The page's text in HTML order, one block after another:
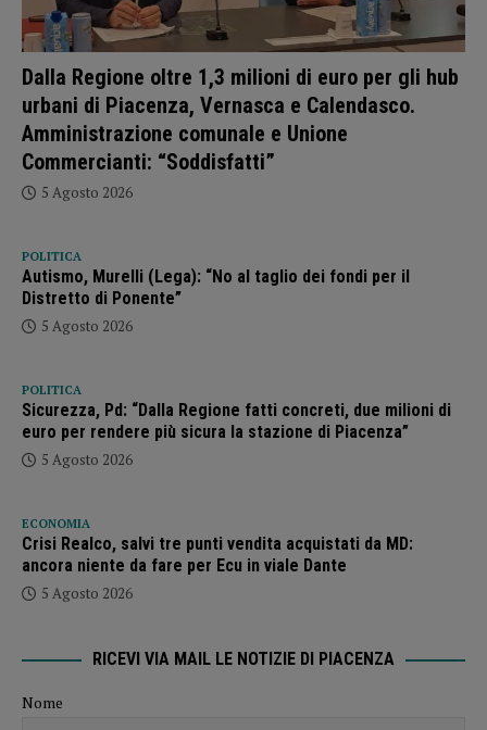
Dalla Regione oltre 1,3 milioni di euro per gli hub
urbani di Piacenza, Vernasca e Calendasco.
Amministrazione comunale e Unione
Commercianti: “Soddisfatti”
5 Agosto 2026
POLITICA
Autismo, Murelli (Lega): “No al taglio dei fondi per il
Distretto di Ponente”
5 Agosto 2026
POLITICA
Sicurezza, Pd: “Dalla Regione fatti concreti, due milioni di
euro per rendere più sicura la stazione di Piacenza”
5 Agosto 2026
ECONOMIA
Crisi Realco, salvi tre punti vendita acquistati da MD:
ancora niente da fare per Ecu in viale Dante
5 Agosto 2026
RICEVI VIA MAIL LE NOTIZIE DI PIACENZA
Nome